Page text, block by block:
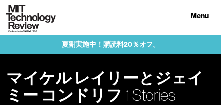
Menu
夏割実施中！購読料20％オフ。
マイケル レイリーとジェイ
ミー コンドリフ 1 Stories